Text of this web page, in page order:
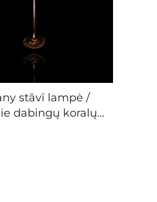
stāvī lampė /
dabingų koralų